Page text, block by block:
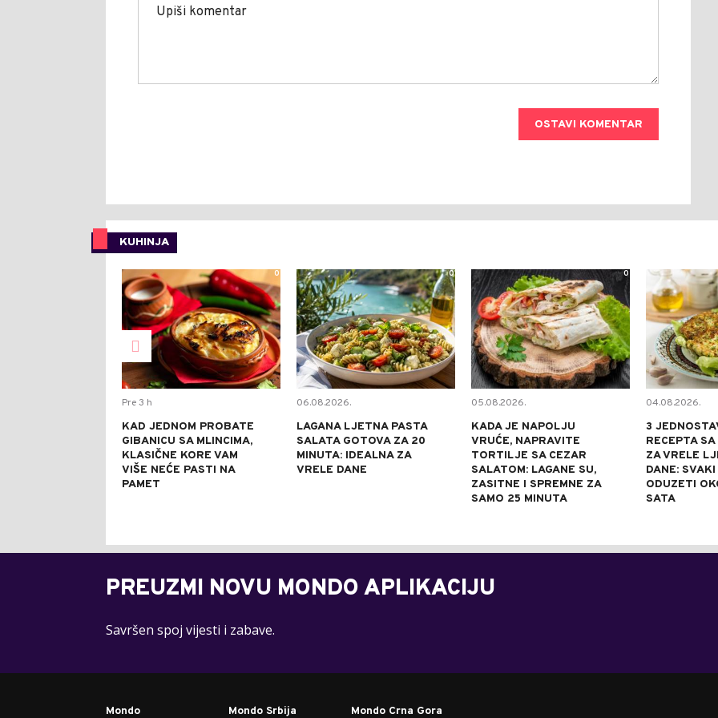
OSTAVI KOMENTAR
KUHINJA
0
Pre 3 h
KAD JEDNOM PROBATE
GIBANICU SA MLINCIMA,
KLASIČNE KORE VAM
VIŠE NEĆE PASTI NA
PAMET
0
06.08.2026.
LAGANA LJETNA PASTA
SALATA GOTOVA ZA 20
MINUTA: IDEALNA ZA
VRELE DANE
0
05.08.2026.
KADA JE NAPOLJU
VRUĆE, NAPRAVITE
TORTILJE SA CEZAR
SALATOM: LAGANE SU,
ZASITNE I SPREMNE ZA
SAMO 25 MINUTA
04.08.2026.
3
RECEPTA
ZA VRELE
DANE:
ODUZETI
SATA
PREUZMI NOVU MONDO APLIKACIJU
Savršen spoj vijesti i zabave.
Mondo Mondo Srbija Mondo Crna Gora